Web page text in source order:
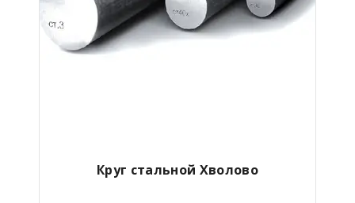
Круг стальной Хволово